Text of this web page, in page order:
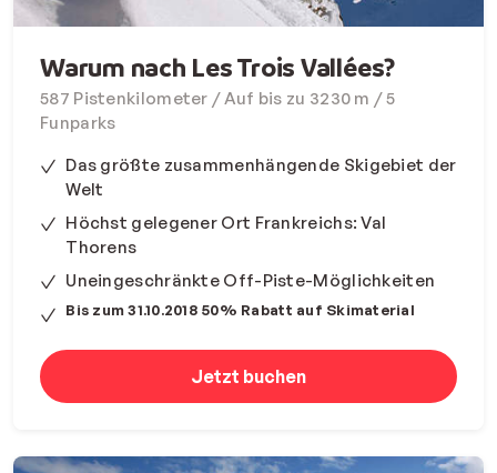
Warum nach Les Trois Vallées?
587 Pistenkilometer / Auf bis zu 3230 m / 5
Funparks
Das größte zusammenhängende Skigebiet der
Welt
Höchst gelegener Ort Frankreichs: Val
Thorens
Uneingeschränkte Off-Piste-Möglichkeiten
Bis zum 31.10.2018 50% Rabatt auf Skimaterial
Jetzt buchen